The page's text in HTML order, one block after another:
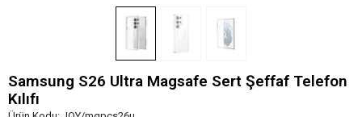
Samsung S26 Ultra Magsafe Sert Şeffaf Telefon
Kılıfı